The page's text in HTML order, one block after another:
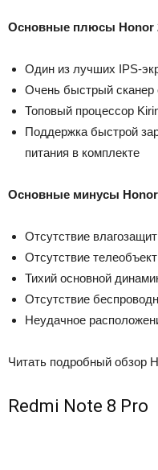
Основные плюсы Honor
Один из лучших IPS-
Очень быстрый сканер
Топовый процессор
Поддержка быстрой
питания в комплекте
Основные минусы Honor
Отсутствие
Отсутствие
Тихий основной
Отсутствие
Неудачное
Читать подробный обзор
Redmi Note 8 Pro